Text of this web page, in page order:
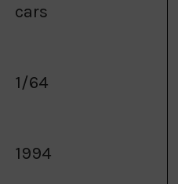
cars
1/64
1994